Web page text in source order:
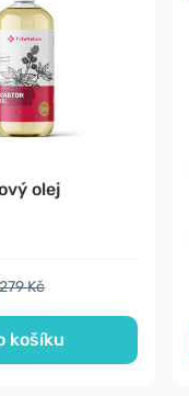
olej
279 Kč
košíku